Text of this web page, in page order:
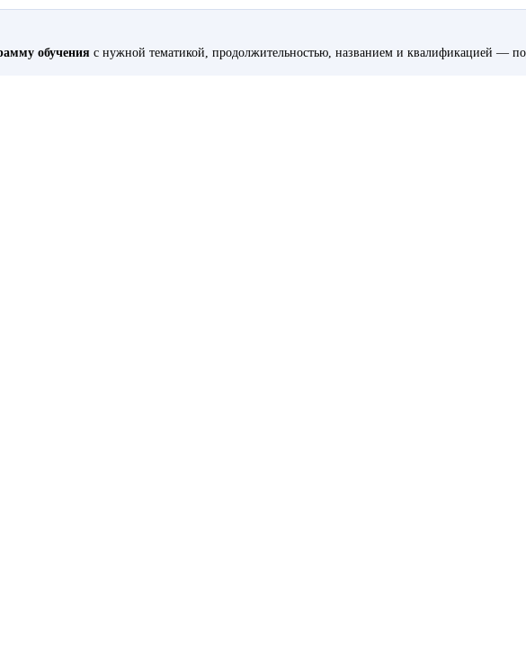
обучения с нужной тематикой, продолжительностью, названием и квалификацией —